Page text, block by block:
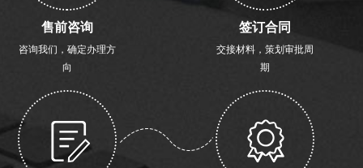
售前咨询
咨询我们，确定办理方
向
签订合同
交接材料，策划审批周
期